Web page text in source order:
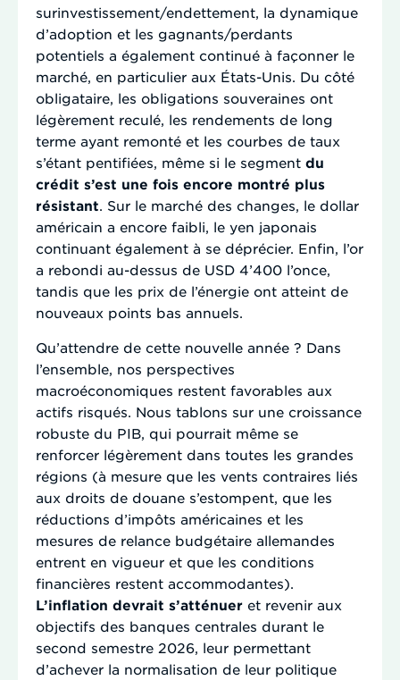
surinvestissement/endettement, la dynamique
d’adoption et les gagnants/perdants
potentiels a également continué à façonner le
marché, en particulier aux États-Unis. Du côté
obligataire, les obligations souveraines ont
légèrement reculé, les rendements de long
terme ayant remonté et les courbes de taux
s’étant pentifiées, même si le segment du
crédit s’est une fois encore montré plus
résistant . Sur le marché des changes, le dollar
américain a encore faibli, le yen japonais
continuant également à se déprécier. Enfin, l’or
a rebondi au-dessus de USD 4’400 l’once,
tandis que les prix de l’énergie ont atteint de
nouveaux points bas annuels.
Qu’attendre de cette nouvelle année ? Dans
l’ensemble, nos perspectives
macroéconomiques restent favorables aux
actifs risqués. Nous tablons sur une croissance
robuste du PIB, qui pourrait même se
renforcer légèrement dans toutes les grandes
régions (à mesure que les vents contraires liés
aux droits de douane s’estompent, que les
réductions d’impôts américaines et les
mesures de relance budgétaire allemandes
entrent en vigueur et que les conditions
financières restent accommodantes).
L’inflation devrait s’atténuer et revenir aux
objectifs des banques centrales durant le
second semestre 2026, leur permettant
d’achever la normalisation de leur politique